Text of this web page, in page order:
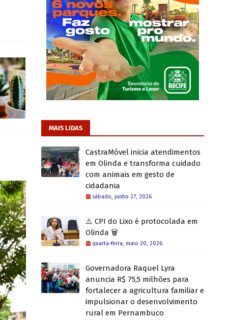
MAIS LIDAS
CastraMóvel inicia atendimentos
em Olinda e transforma cuidado
com animais em gesto de
cidadania
sábado, junho 27, 2026
⚠️ CPI do Lixo é protocolada em
Olinda 🗑️
quarta-feira, maio 20, 2026
Governadora Raquel Lyra
anuncia R$ 75,5 milhões para
fortalecer a agricultura familiar e
impulsionar o desenvolvimento
rural em Pernambuco